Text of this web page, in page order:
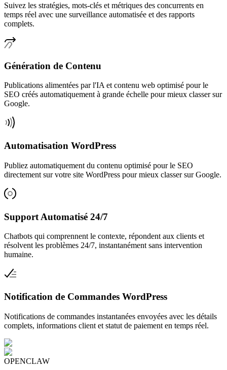
Suivez les stratégies, mots-clés et métriques des concurrents en
temps réel avec une surveillance automatisée et des rapports
complets.
Génération de Contenu
Publications alimentées par l'IA et contenu web optimisé pour le
SEO créés automatiquement à grande échelle pour mieux classer sur
Google.
Automatisation WordPress
Publiez automatiquement du contenu optimisé pour le SEO
directement sur votre site WordPress pour mieux classer sur Google.
Support Automatisé 24/7
Chatbots qui comprennent le contexte, répondent aux clients et
résolvent les problèmes 24/7, instantanément sans intervention
humaine.
Notification de Commandes WordPress
Notifications de commandes instantanées envoyées avec les détails
complets, informations client et statut de paiement en temps réel.
OPENCLAW